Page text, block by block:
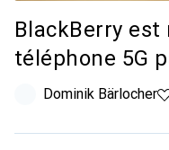
BlackBerry
téléphone 5G
Dominik Bärlocher4